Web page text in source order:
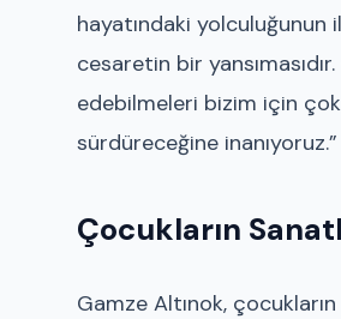
hayatındaki yolculuğunun
cesaretin bir
edebilmeleri bizim için çok
sürdüreceğine inanıyoruz.”
Çocukların
Gamze Altınok,